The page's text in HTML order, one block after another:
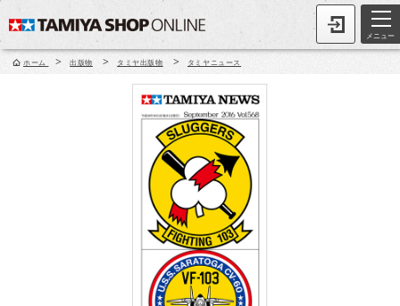
メニュー
ホーム > 出版物 > タミヤ出版物 > タミヤニュース